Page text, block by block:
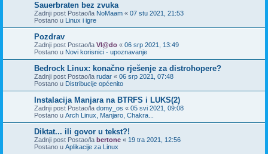
Sauerbraten bez zvuka
Zadnji post Postao/la NoMaam « 07 stu 2021, 21:53
Postano u Linux i igre
Pozdrav
Zadnji post Postao/la Vl@do « 06 srp 2021, 13:49
Postano u Novi korisnici - upoznavanje
Bedrock Linux: konačno rješenje za distrohopere?
Zadnji post Postao/la rudar « 06 srp 2021, 07:48
Postano u Distribucije općenito
Instalacija Manjara na BTRFS i LUKS(2)
Zadnji post Postao/la domy_os « 05 svi 2021, 09:08
Postano u Arch Linux, Manjaro, Chakra...
Diktat... ili govor u tekst?!
Zadnji post Postao/la bertone « 19 tra 2021, 12:56
Postano u Aplikacije za Linux